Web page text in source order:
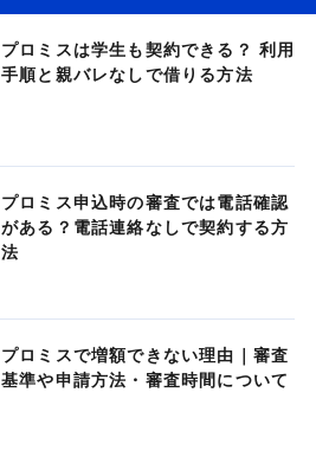
プロミスは学生も契約できる？ 利用
手順と親バレなしで借りる方法
プロミス申込時の審査では電話確認
がある？電話連絡なしで契約する方
法
プロミスで増額できない理由｜審査
基準や申請方法・審査時間について